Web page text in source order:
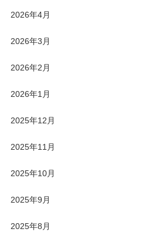
2026年4月
2026年3月
2026年2月
2026年1月
2025年12月
2025年11月
2025年10月
2025年9月
2025年8月